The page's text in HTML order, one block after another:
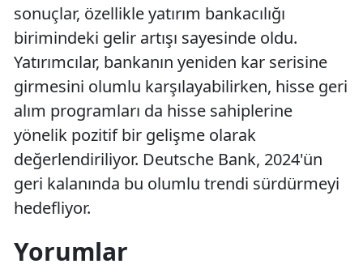
sonuçlar, özellikle yatırım bankacılığı
birimindeki gelir artışı sayesinde oldu.
Yatırımcılar, bankanın yeniden kar serisine
girmesini olumlu karşılayabilirken, hisse geri
alım programları da hisse sahiplerine
yönelik pozitif bir gelişme olarak
değerlendiriliyor. Deutsche Bank, 2024'ün
geri kalanında bu olumlu trendi sürdürmeyi
hedefliyor.
Yorumlar